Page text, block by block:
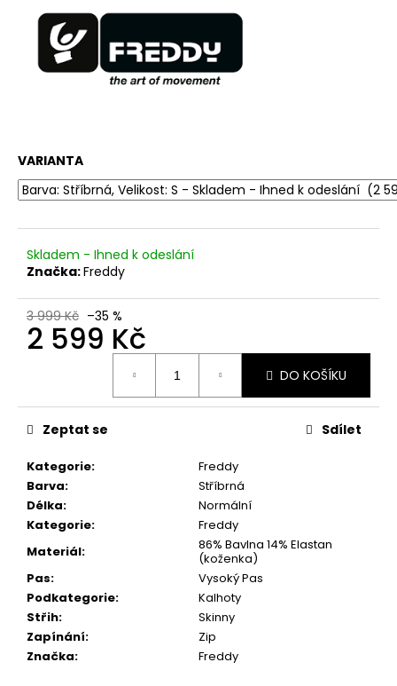
VARIANTA
Skladem - Ihned k odeslání
Značka:Freddy
3 999 Kč –35 %
2 599 Kč
DO KOŠÍKU
Kategorie:
Freddy
Barva:
Stříbrná
Délka:
Normální
Kategorie:
Freddy
Materiál:
86% Bavlna 14% Elastan
(koženka)
Pas:
Vysoký Pas
Podkategorie:
Kalhoty
Střih:
Skinny
Zapínání:
Zip
Značka: Freddy
Zeptat se Sdílet
DÁMSKÝ
KOŽENÝ
BATŮŽEK
4
990
Kč
11
Kč